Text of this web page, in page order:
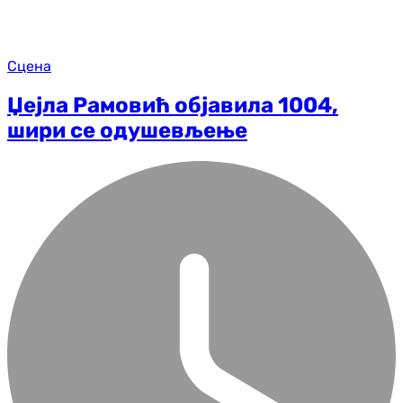
Сцена
Џејла Рамовић објавила 1004,
шири се одушевљење